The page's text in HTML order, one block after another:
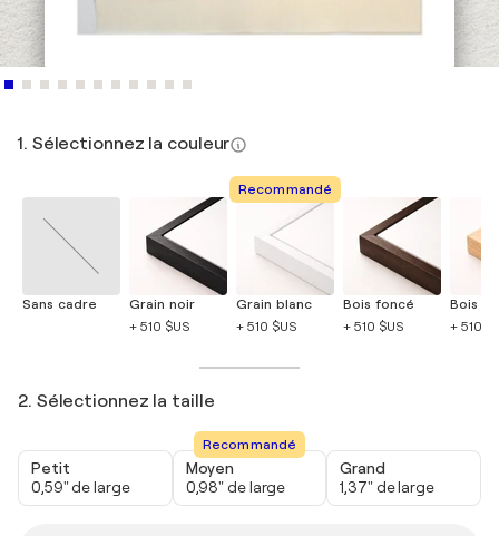
1. Sélectionnez la couleur
Sans cadre
Grain noir
+ 510 $US
Recommandé
Grain blanc
+ 510 $US
Bois foncé
+ 510 $US
Bois
+ 510
2. Sélectionnez la taille
Petit
0,59" de large
Recommandé
Moyen
0,98" de large
Grand
1,37" de large